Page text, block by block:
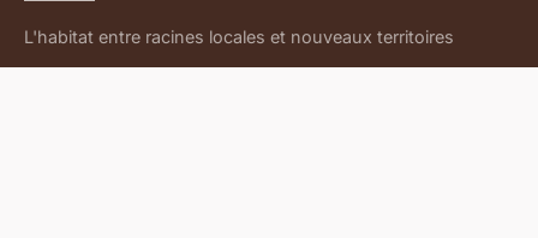
L'habitat entre racines locales et nouveaux territoires